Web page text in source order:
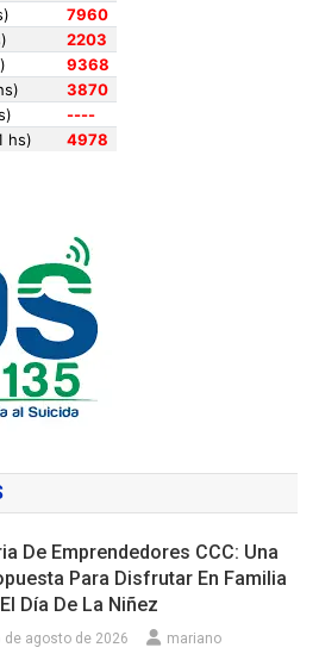
De Emprendedores CCC: Una
Para Disfrutar En Familia
Día De La Niñez
de agosto de 2026 mariano